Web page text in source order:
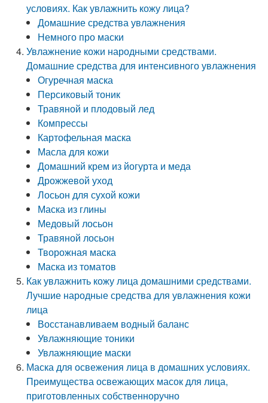
условиях. Как увлажнить кожу лица?
Домашние средства увлажнения
Немного про маски
Увлажнение кожи народными средствами.
Домашние средства для интенсивного увлажнения
Огуречная маска
Персиковый тоник
Травяной и плодовый лед
Компрессы
Картофельная маска
Масла для кожи
Домашний крем из йогурта и меда
Дрожжевой уход
Лосьон для сухой кожи
Маска из глины
Медовый лосьон
Травяной лосьон
Творожная маска
Маска из томатов
Как увлажнить кожу лица домашними средствами.
Лучшие народные средства для увлажнения кожи
лица
Восстанавливаем водный баланс
Увлажняющие тоники
Увлажняющие маски
Маска для освежения лица в домашних условиях.
Преимущества освежающих масок для лица,
приготовленных собственноручно